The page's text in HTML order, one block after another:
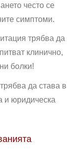
често се
симптоми.
трябва да
клинично,
болки!
да става в
и юридическа